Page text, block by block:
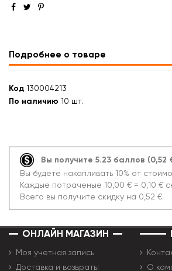
Подробнее о товаре
Код 130004213
По наличию 10 шт.
Вы получите 5.23 баллов (0,52
Вы будете накапливать 10% от
Каждые потраченые 10,00 € = 0,10 €
Всего вы получите скидку на 0,52 €.
ОНЛАЙН МАГАЗИН
Моя учетная запись
Доставка и возвраты
О